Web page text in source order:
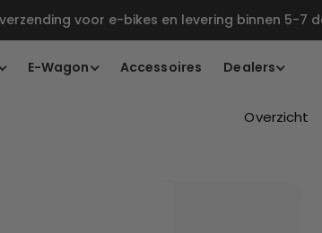
voor e-bikes en levering binnen 5-7
E-Wagon Accessoires Dealers
Overzicht